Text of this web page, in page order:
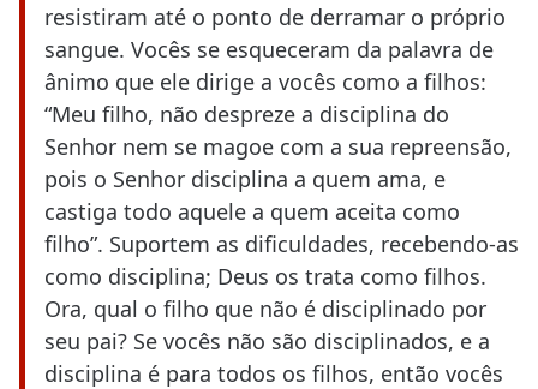
resistiram até o ponto de derramar o próprio
sangue. Vocês se esqueceram da palavra de
ânimo que ele dirige a vocês como a filhos:
“Meu filho, não despreze a disciplina do
Senhor nem se magoe com a sua repreensão,
pois o Senhor disciplina a quem ama, e
castiga todo aquele a quem aceita como
filho”. Suportem as dificuldades, recebendo-as
como disciplina; Deus os trata como filhos.
Ora, qual o filho que não é disciplinado por
seu pai? Se vocês não são disciplinados, e a
disciplina é para todos os filhos, então vocês